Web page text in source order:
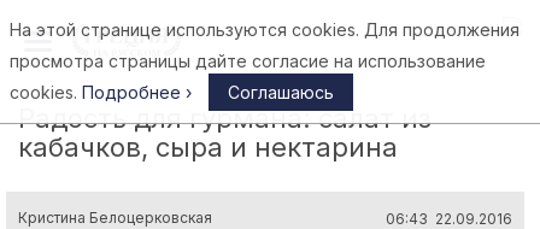
Афины
Радость для гурмана: салат из
кабачков, сыра и нектарина
Кристина Белоцерковская 06:43 22.09.2016
На этой странице используются cookies. Для продолжения
просмотра страницы дайте согласие на использование
cookies. Подробнее › Соглашаюсь